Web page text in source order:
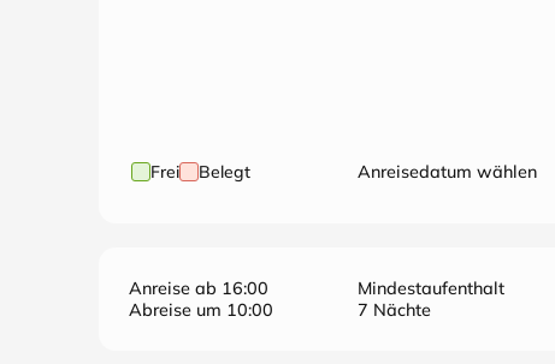
Frei Belegt Anreisedatum wählen
Anreise ab 16:00
Abreise um 10:00
Mindestaufenthalt
7 Nächte